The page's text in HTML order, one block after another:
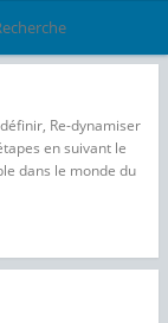
Re-dynamiser
en suivant le
dans le monde du